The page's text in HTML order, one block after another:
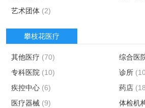
艺术团体 (2)
攀枝花医疗
其他医疗 (70) 综合医
专科医院 (10) 诊所
疾控中心 (6) 药店
医疗器械 (9) 体检机